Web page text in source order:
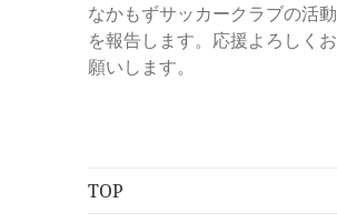
なかもずサッカークラブの活動
を報告します。応援よろしくお
願いします。
TOP